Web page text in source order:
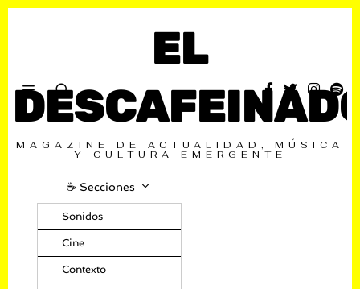
EL
MAGAZINE DE ACTUALIDAD, MÚSICA
Y CULTURA EMERGENTE
☕️ Secciones
Sonidos
Cine
Contexto